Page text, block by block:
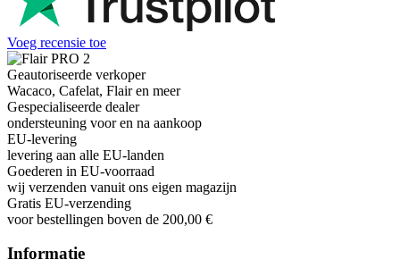
Voeg recensie toe
Geautoriseerde verkoper
Wacaco, Cafelat, Flair en meer
Gespecialiseerde dealer
ondersteuning voor en na aankoop
EU-levering
levering aan alle EU-landen
Goederen in EU-voorraad
wij verzenden vanuit ons eigen magazijn
Gratis EU-verzending
voor bestellingen boven de 200,00 €
Informatie